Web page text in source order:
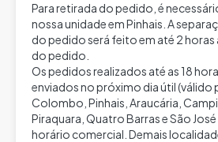
Para retirada do pedido, é
nossa unidade em Pinhais. A
do pedido será feito em até 2 horas
do pedido.
Os pedidos realizados até as 18
enviados no próximo dia útil (válido
Colombo, Pinhais, Araucária,
Piraquara, Quatro Barras e São
horário comercial. Demais